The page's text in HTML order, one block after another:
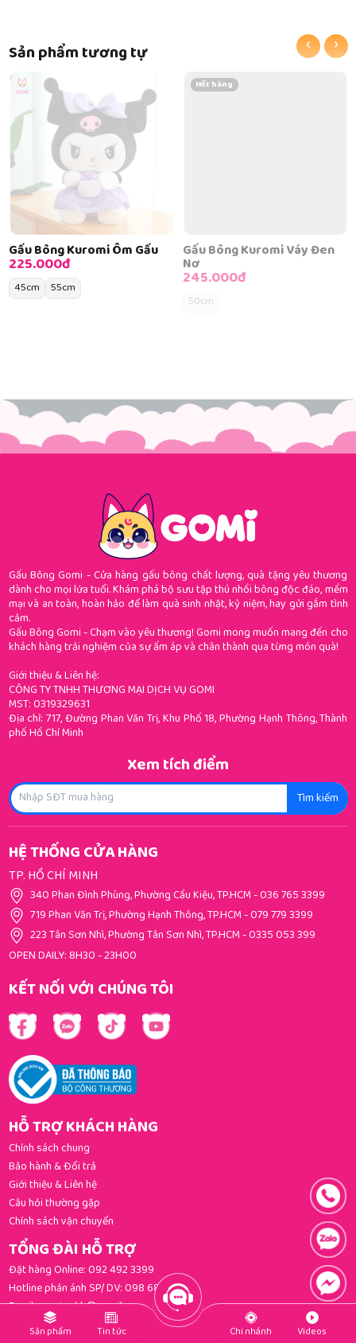
Sản phẩm tương tự
Gấu Bông Kuromi Ôm Gấu
225.000đ
45cm 55cm
Hết hàng
Gấu Bông Kuromi Váy Đen
Nơ
245.000đ
50cm
‹ ›
Gấu Bông Gomi - Cửa hàng gấu bông chất lượng, quà tặng yêu thương
dành cho mọi lứa tuổi. Khám phá bộ sưu tập thú nhồi bông độc đáo, mềm
mại và an toàn, hoàn hảo để làm quà sinh nhật, kỷ niệm, hay gửi gắm tình
cảm.
Gấu Bông Gomi - Chạm vào yêu thương! Gomi mong muốn mang đến cho
khách hàng trải nghiệm của sự ấm áp và chân thành qua từng món quà!
Giới thiệu & Liên hệ:
CÔNG TY TNHH THƯƠNG MẠI DỊCH VỤ GOMI
MST: 0319329631
Địa chỉ: 717, Đường Phan Văn Trị, Khu Phố 18, Phường Hạnh Thông, Thành
phố Hồ Chí Minh
Xem tích điểm
Tìm kiếm
HỆ THỐNG CỬA HÀNG
TP. HỒ CHÍ MINH
340 Phan Đình Phùng, Phường Cầu Kiệu, TP.HCM-036 765 3399
719 Phan Văn Trị, Phường Hạnh Thông, TP.HCM-079 779 3399
223 Tân Sơn Nhì, Phường Tân Sơn Nhì, TP.HCM-0335 053 399
OPEN DAILY: 8H30 - 23H00
KẾT NỐI VỚI CHÚNG TÔI
HỖ TRỢ KHÁCH HÀNG
Chính sách chung
Bảo hành & Đổi trả
Giới thiệu & Liên hệ
Câu hỏi thường gặp
Chính sách vận chuyển
TỔNG ĐÀI HỖ TRỢ
Đặt hàng Online:092 492 3399
Hotline phản ánh SP/ DV:098 681 3392
Email:gomi.cskh@gmail.com
PHƯƠNG THỨC THANH TOÁN
Sản phẩm Tin tức Chi nhánh Videos